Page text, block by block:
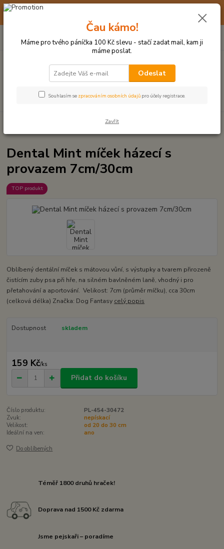
☀️ 10. - 14. SRPNA 2026 MÁME DOVOLENOU ☀️ OBJEDNÁVKY
Hledat
po–pá: 9–17 hod.
za0 Kč
MÍČKY, APORTY, TALÍŘE, HÁZEČE
Dental Mint míček házecí s
provazem 7cm/30cm
TOP produkt
Oblíbený dentální míček s mátovou vůní, s výstupky a tvarem přirozeně
čistícím zuby psa při hře, na silném bavlněném laně, vhodný i pro
přetahování a aportování. Velikost: 7cm (průměr míčku), cca 30cm
(celková délka) Značka: Dog Fantasy celý popis
Dostupnost skladem
159 Kč/ks
Přidat do košíku
Číslo produktu:
PL-454-30472
Zvuk:
nepískací
Velikost:
od 20 do 30 cm
Ideální na ven:
ano
Do oblíbených
Téměř 1800 druhů hraček!
Doprava nad 1500 Kč zdarma
Jsme pejskaři – poradíme
Čau kámo!
Máme pro tvého páníčka 100 Kč slevu - stačí zadat mail, kam ji
máme poslat.
Odeslat
Souhlasím se zpracováním osobních údajů pro účely registrace.
Zavřít